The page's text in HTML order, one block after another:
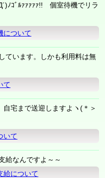
ﾉｺﾞﾙｧｧｧｧｧ!! 個室待機でリラ
について
ています。しかも利用料は無
て
宅まで送迎しますよヽ(＊＞
いて
給なんですよ～～
給について